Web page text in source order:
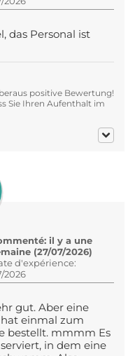
das Personal ist
positive Bewertung!
Sie Ihren Aufenthalt im
il y a une
(27/07/2026)
d'expérience:
2026
gut. Aber eine
einmal zum
bestellt. mmmm Es
in dem eine